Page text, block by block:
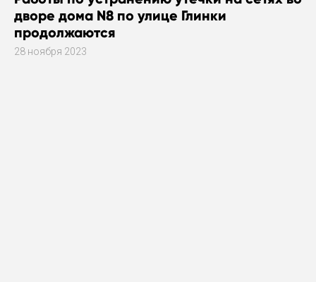
дворе дома N8 по улице Глинки
продолжаются
28 ноября 2023